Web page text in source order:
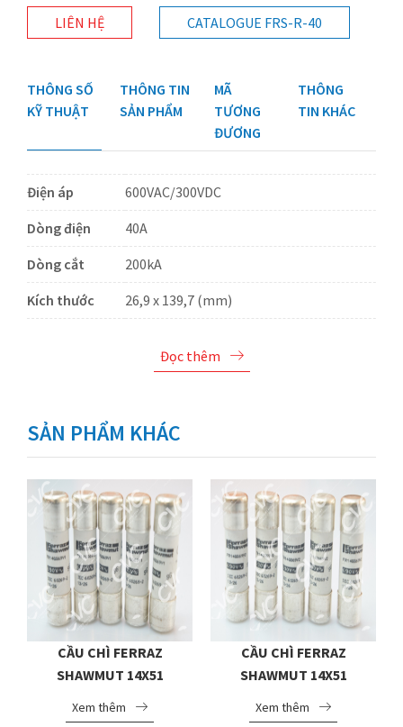
LIÊN HỆ CATALOGUE FRS-R-40
THÔNG SỐ
KỸ THUẬT
THÔNG TIN
SẢN PHẨM
MÃ
TƯƠNG
ĐƯƠNG
THÔNG
TIN KHÁC
Điện áp
600VAC/300VDC
Dòng điện
40A
Dòng cắt
200kA
Kích thước
26,9 x 139,7 (mm)
Đọc thêm
SẢN PHẨM KHÁC
CẦU CHÌ FERRAZ
SHAWMUT 14X51
FR14GG69V1
Xem thêm
CẦU CHÌ FERRAZ
SHAWMUT 14X51
FR14GG69V2
Xem thêm